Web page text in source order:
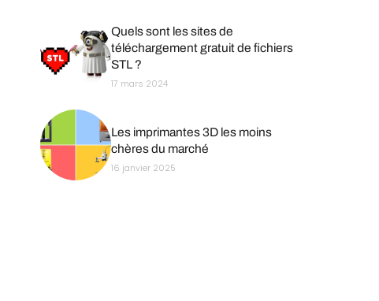
Quels sont les sites de
téléchargement gratuit de fichiers
STL ?
17 mars 2024
Les imprimantes 3D les moins
chères du marché
16 janvier 2025